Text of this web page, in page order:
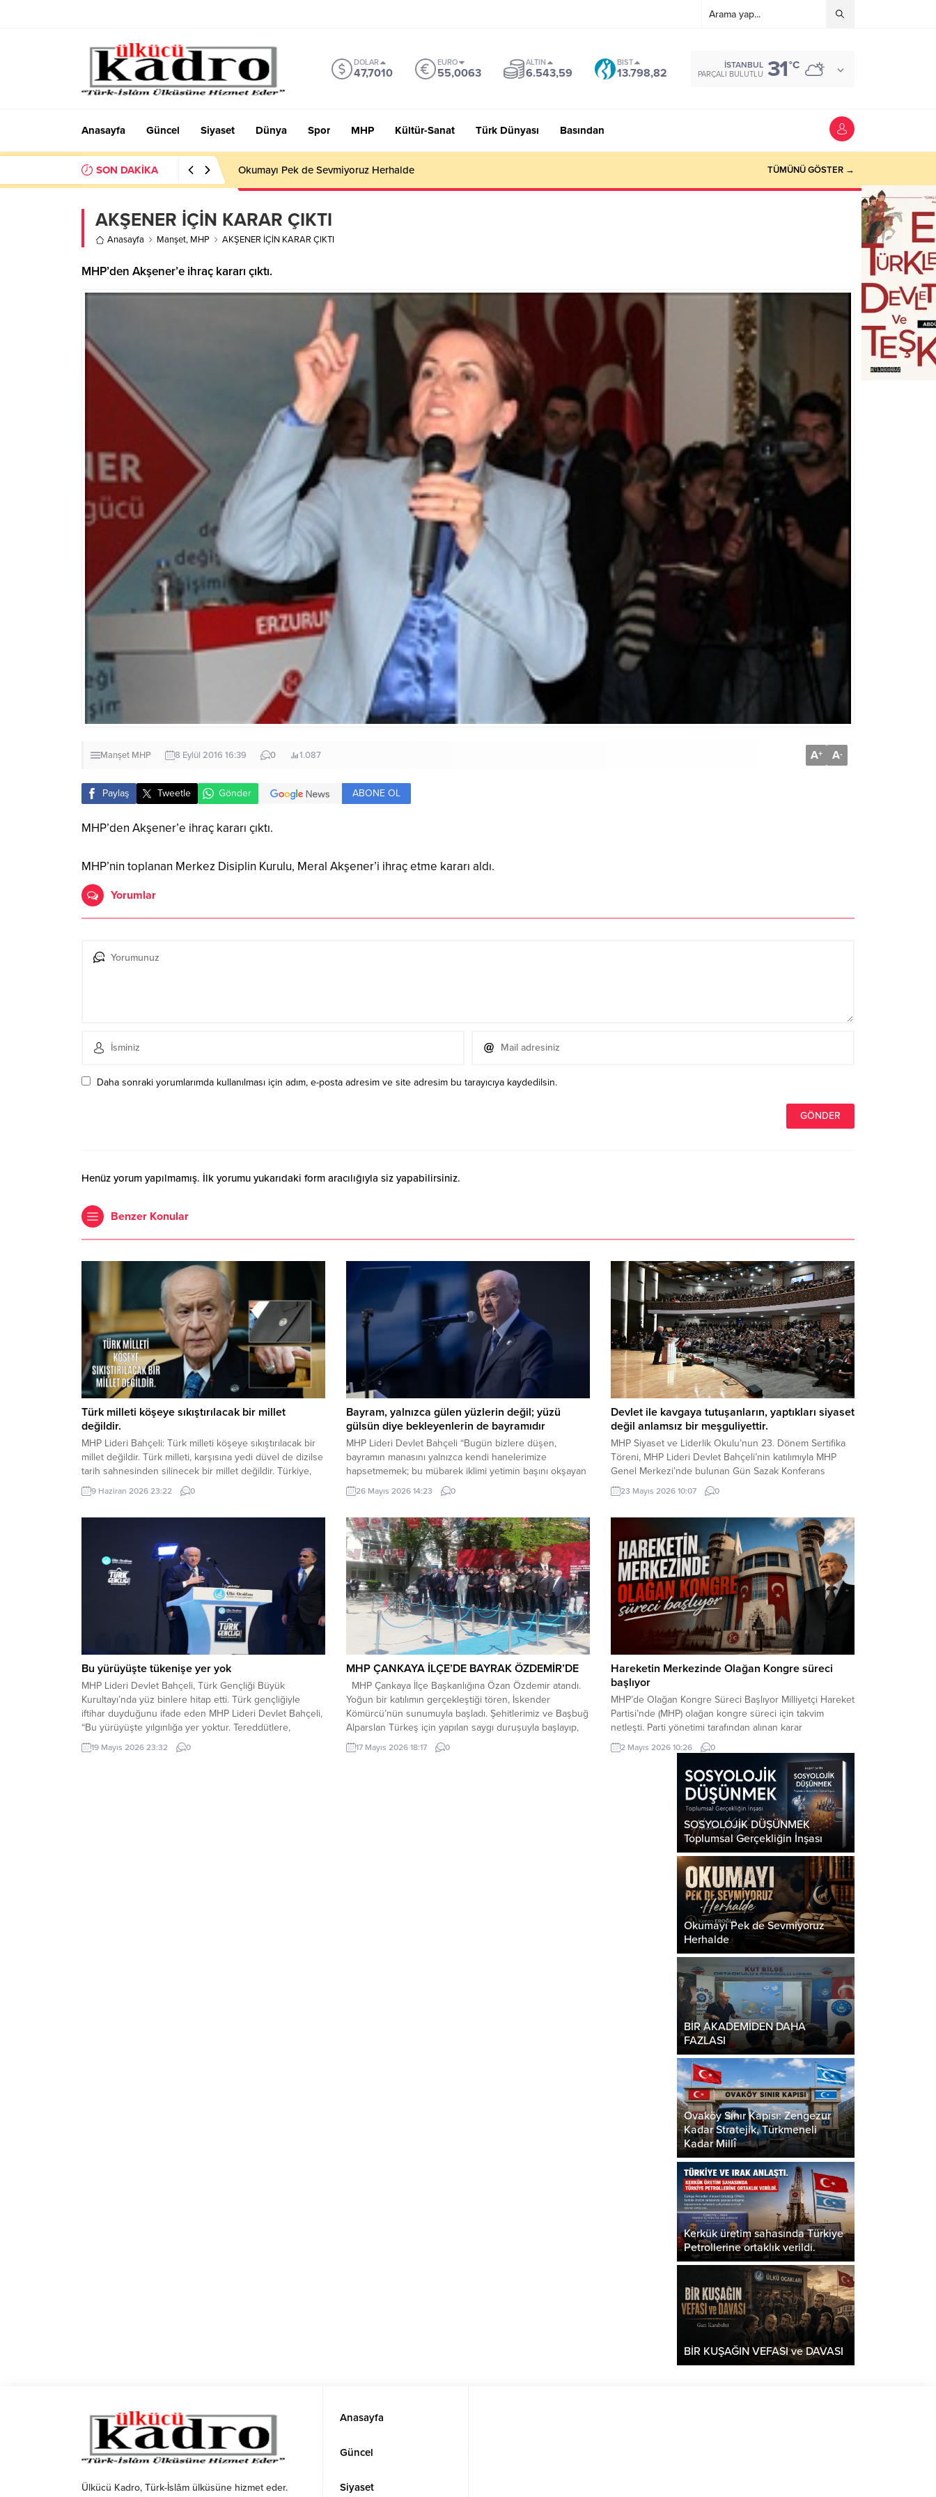
DOLAR
47,7010
EURO
55,0063
ALTIN
6.543,59
BIST
13.798,82
İSTANBUL
PARÇALI BULUTLU 31°C
Anasayfa Güncel Siyaset Dünya Spor MHP Kültür-Sanat Türk Dünyası Basından
SON DAKİKA Okumayı Pek de Sevmiyoruz Herhalde TÜMÜNÜ GÖSTER →
AKŞENER İÇİN KARAR ÇIKTI
Anasayfa Manşet, MHP AKŞENER İÇİN KARAR ÇIKTI
MHP’den Akşener’e ihraç kararı çıktı.
Manşet MHP 8 Eylül 2016 16:39 0 1.087 A+ A-
Paylaş Tweetle Gönder ABONE OL
MHP’den Akşener’e ihraç kararı çıktı.
MHP’nin toplanan Merkez Disiplin Kurulu, Meral Akşener’i ihraç etme kararı aldı.
Yorumlar
Daha sonraki yorumlarımda kullanılması için adım, e-posta adresim ve site adresim bu tarayıcıya kaydedilsin.
Henüz yorum yapılmamış. İlk yorumu yukarıdaki form aracılığıyla siz yapabilirsiniz.
Benzer Konular
Türk milleti köşeye sıkıştırılacak bir millet
değildir.
MHP Lideri Bahçeli: Türk milleti köşeye sıkıştırılacak bir
millet değildir. Türk milleti, karşısına yedi düvel de dizilse
tarih sahnesinden silinecek bir millet değildir. Türkiye,
ham hayaller kurulup çizilen haritaların kenarına
sıkıştırılacak, eline bir avuç toprak verilip denizlerinden
9 Haziran 2026 23:22 0
Bayram, yalnızca gülen yüzlerin değil; yüzü
gülsün diye bekleyenlerin de bayramıdır
MHP Lideri Devlet Bahçeli “Bugün bizlere düşen,
bayramın manasını yalnızca kendi hanelerimize
hapsetmemek; bu mübarek iklimi yetimin başını okşayan
ele, yoksulun sofrasına uzanan lokmaya, yaşlının duasını
alan güler yüze, yalnızın kapısını çalan muhabbete
değil; yüzü gülsün diye bekleyenlerin de bayramıdır.
Bayram, yalnızca varlık içinde...
26 Mayıs 2026 14:23 0
Devlet ile kavgaya tutuşanların, yaptıkları siyaset
değil anlamsız bir meşguliyettir.
MHP Siyaset ve Liderlik Okulu’nun 23. Dönem Sertifika
Töreni, MHP Lideri Devlet Bahçeli’nin katılımıyla MHP
Genel Merkezi’nde bulunan Gün Sazak Konferans
Salonu’nda gerçekleştirildi. Törende konuşan MHP Lideri
Devlet Bahçeli, gündeme ilişkin önemli
Arkadaşlarım, Muhterem Hanımefendiler, Beyefendiler,
Sertifika Almaya Hak Kazanmış Değerli Kardeşlerim,
Sayın Basın Mensupları, Türkçe...
23 Mayıs 2026 10:07 0
Bu yürüyüşte tükenişe yer yok
MHP Lideri Devlet Bahçeli, Türk Gençliği Büyük
Kurultayı’nda yüz binlere hitap etti. Türk gençliğiyle
iftihar duyduğunu ifade eden MHP Lideri Devlet Bahçeli,
“Bu yürüyüşte yılgınlığa yer yoktur. Tereddütlere,
teslimiyete, tükenişe yer yoktur” dedi. MHP Lideri Devlet
Bahçeli, Ülkü Ocakları Eğitim ve Kültür Vakfı Genel
19 Mayıs 2026 23:32 0
MHP ÇANKAYA İLÇE’DE BAYRAK ÖZDEMİR’DE
MHP Çankaya İlçe Başkanlığına Özan Özdemir atandı.
Yoğun bir katılımın gerçekleştiği tören, İskender
Kömürcü’nün sunumuyla başladı. Şehitlerimiz ve Başbuğ
Alparslan Türkeş için yapılan saygı duruşuyla başlayıp,
İstiklal Marşımız ve Kuran-ı Kerim okunmasıyla devam
etti. Yeni İlçe Başkanı Ozan Özdemir kürsüye gelerek
17 Mayıs 2026 18:17 0
Hareketin Merkezinde Olağan Kongre süreci
başlıyor
MHP’de Olağan Kongre Süreci Başlıyor Milliyetçi Hareket
Partisi’nde (MHP) olağan kongre süreci için takvim
netleşti. Parti yönetimi tarafından alınan karar
doğrultusunda, teşkilat kongreleri Mayıs ayında
başlatılacak. İlçe ve İl Kongreleri Başlıyor MHP Genel
Başkan Yardımcısı Semih Yalçın tarafından yapılan
açıklamada, 27 Nisan 2026 tarihinde gerçekleştirilen
Merkez Yönetim Kurulu toplantısında kongre...
2 Mayıs 2026 10:26 0
SOSYOLOJİK DÜŞÜNMEK
Toplumsal Gerçekliğin İnşası
Okumayı Pek de Sevmiyoruz
Herhalde
BİR AKADEMİDEN DAHA
FAZLASI
Ovaköy Sınır Kapısı: Zengezur
Kadar Stratejik, Türkmeneli
Kadar Millî
Kerkük üretim sahasında Türkiye
Petrollerine ortaklık verildi.
BİR KUŞAĞIN VEFASI ve DAVASI
Ülkücü Kadro, Türk-İslâm ülküsüne hizmet eder.
Anasayfa
Güncel
Siyaset